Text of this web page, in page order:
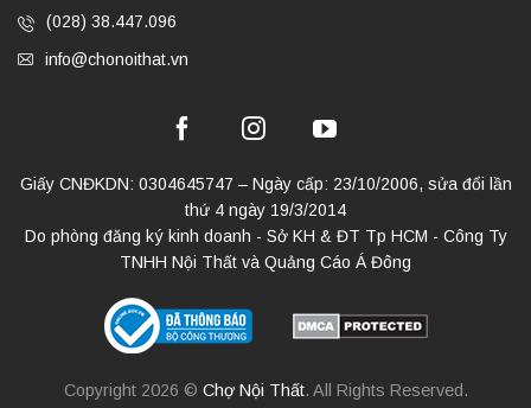
(028) 38.447.096
info@chonoithat.vn
Giấy CNĐKDN: 0304645747 – Ngày cấp: 23/10/2006, sửa đổi lần
thứ 4 ngày 19/3/2014
Do phòng đăng ký kinh doanh - Sở KH & ĐT Tp HCM - Công Ty
TNHH Nội Thất và Quảng Cáo Á Đông
Copyright 2026 © Chợ Nội Thất. All Rights Reserved.